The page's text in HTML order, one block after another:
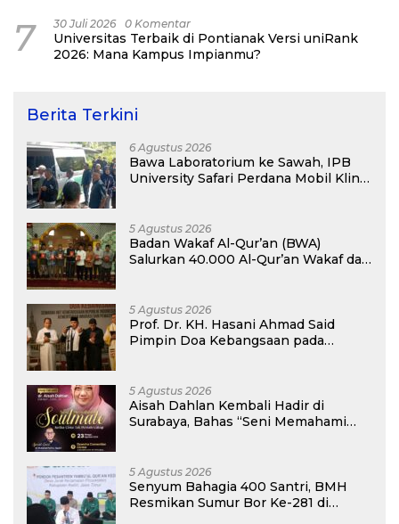
7 30 Juli 2026 0 Komentar
Universitas Terbaik di Pontianak Versi uniRank
2026: Mana Kampus Impianmu?
Berita Terkini
6 Agustus 2026
Bawa Laboratorium ke Sawah, IPB
University Safari Perdana Mobil Klinik
5 Agustus 2026
Badan Wakaf Al-Qur’an (BWA)
Salurkan 40.000 Al-Qur’an Wakaf dan
5 Agustus 2026
Prof. Dr. KH. Hasani Ahmad Said
Pimpin Doa Kebangsaan pada
Pemasyarakatan RI
5 Agustus 2026
Aisah Dahlan Kembali Hadir di
Surabaya, Bahas “Seni Memahami
5 Agustus 2026
Senyum Bahagia 400 Santri, BMH
Resmikan Sumur Bor Ke-281 di